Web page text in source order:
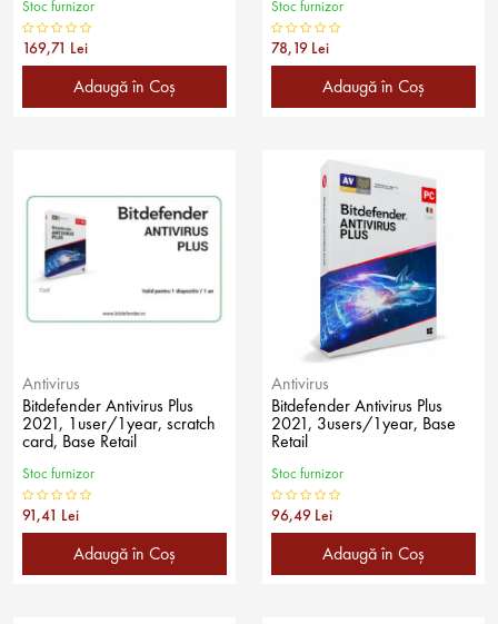
Stoc furnizor
169,71 Lei
Adaugă în Coş
Stoc furnizor
78,19 Lei
Adaugă în Coş
Antivirus
Bitdefender Antivirus Plus
2021, 1user/1year, scratch
card, Base Retail
Stoc furnizor
91,41 Lei
Adaugă în Coş
Antivirus
Bitdefender Antivirus Plus
2021, 3users/1year, Base
Retail
Stoc furnizor
96,49 Lei
Adaugă în Coş